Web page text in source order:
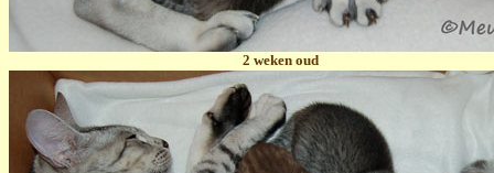
2 weken oud